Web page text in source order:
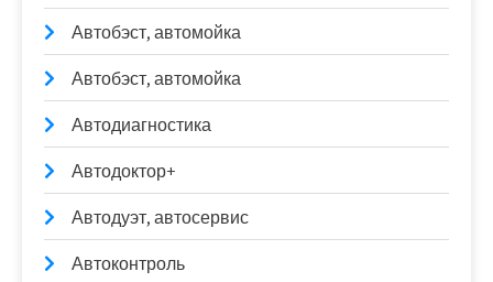
Автобэст, автомойка
Автобэст, автомойка
Автодиагностика
Автодоктор+
Автодуэт, автосервис
Автоконтроль